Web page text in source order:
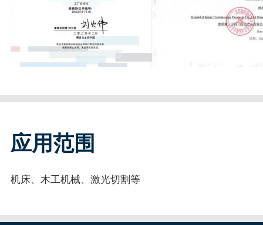
应用范围
机床、木工机械、激光切割等